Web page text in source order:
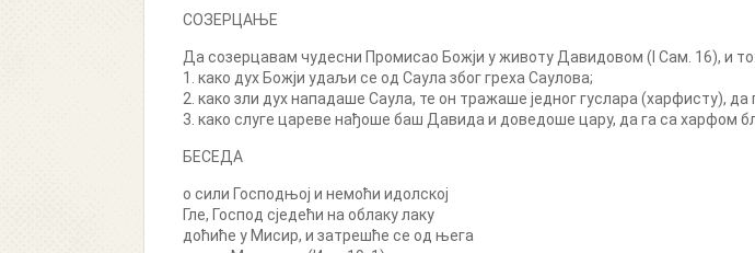
СОЗЕРЦАЊЕ
Да созерцавам чудесни Промисао Божји у животу Давидовом (I Сам. 16), и то:
1. како дух Божји удаљи се од Саула због греха Саулова;
2. како зли дух нападаше Саула, те он тражаше једног гуслара (харфисту), да
3. како слуге цареве нађоше баш Давида и доведоше цару, да га са харфом
БЕСЕДА
о сили Господњој и немоћи идолској
Гле, Господ сједећи на облаку лаку
доћиће у Мисир, и затрешће се од њега